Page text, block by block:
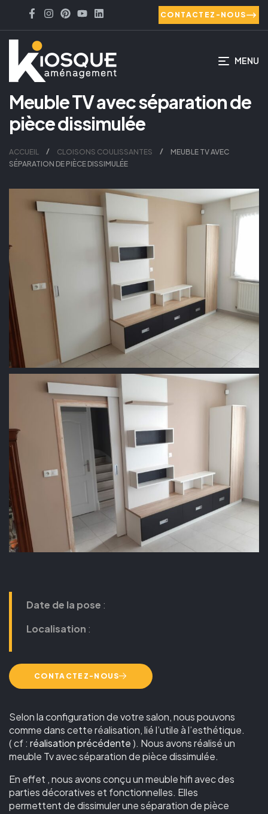
CONTACTEZ-NOUS
MENU
Meuble TV avec séparation de
pièce dissimulée
ACCUEIL CLOISONS COULISSANTES
MEUBLE TV AVEC
SÉPARATION DE PIÈCE DISSIMULÉE
Selon la configuration de votre salon, nous pouvons
comme dans cette réalisation, lié l’utile à l’esthétique.
( cf : réalisation précédente). Nous avons réalisé un
meuble Tv avec séparation de pièce dissimulée.
En effet , nous avons conçu un meuble hifi avec des
parties décoratives et fonctionnelles. Elles
permettent de dissimuler une séparation de pièce
Date de la pose :
Localisation :
CONTACTEZ-NOUS